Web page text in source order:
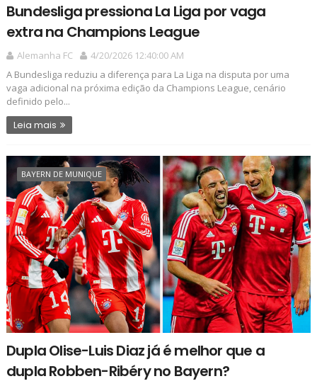
Bundesliga pressiona La Liga por vaga
extra na Champions League
Alemanha FC
4/20/2026 12:40:00 AM
A Bundesliga reduziu a diferença para La Liga na disputa por uma
vaga adicional na próxima edição da Champions League, cenário
definido pelo...
Leia mais
BAYERN DE MUNIQUE
Dupla Olise-Luis Diaz já é melhor que a
dupla Robben-Ribéry no Bayern?